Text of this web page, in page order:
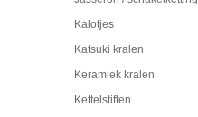
Kalotjes
Katsuki kralen
Keramiek kralen
Kettelstiften